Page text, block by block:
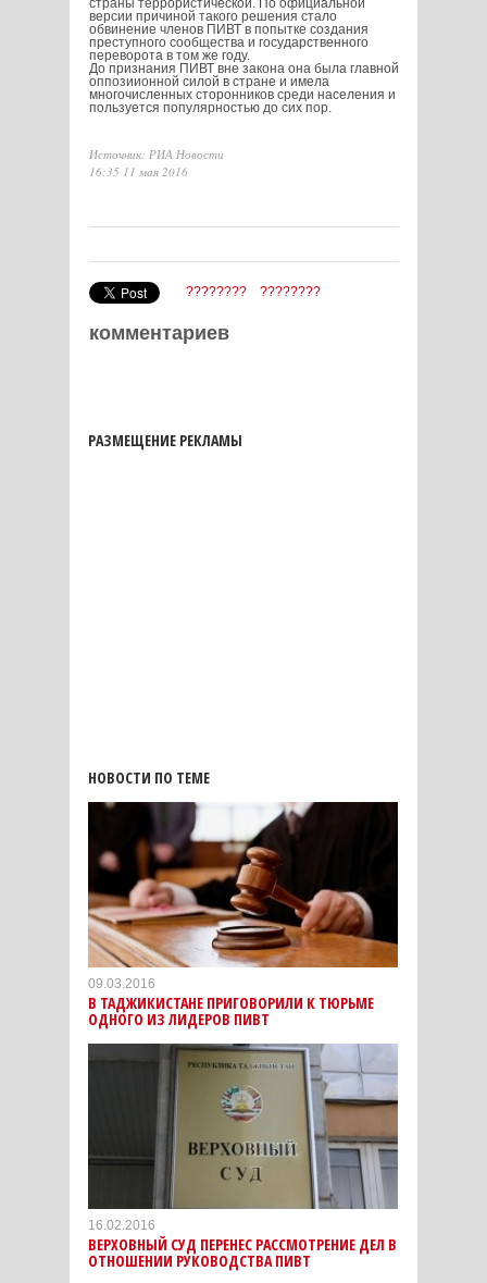
страны террористической. По официальной
версии причиной такого решения стало
обвинение членов ПИВТ в попытке создания
преступного сообщества и государственного
переворота в том же году.
До признания ПИВТ вне закона она была главной
оппозиионной силой в стране и имела
многочисленных сторонников среди населения и
пользуется популярностью до сих пор.
Источник: РИА Новости
16:35 11 мая 2016
???????? ????????
комментариев
РАЗМЕЩЕНИЕ РЕКЛАМЫ
НОВОСТИ ПО ТЕМЕ
09.03.2016
В ТАДЖИКИСТАНЕ ПРИГОВОРИЛИ К ТЮРЬМЕ
ОДНОГО ИЗ ЛИДЕРОВ ПИВТ
16.02.2016
ВЕРХОВНЫЙ СУД ПЕРЕНЕС РАССМОТРЕНИЕ ДЕЛ В
ОТНОШЕНИИ РУКОВОДСТВА ПИВТ